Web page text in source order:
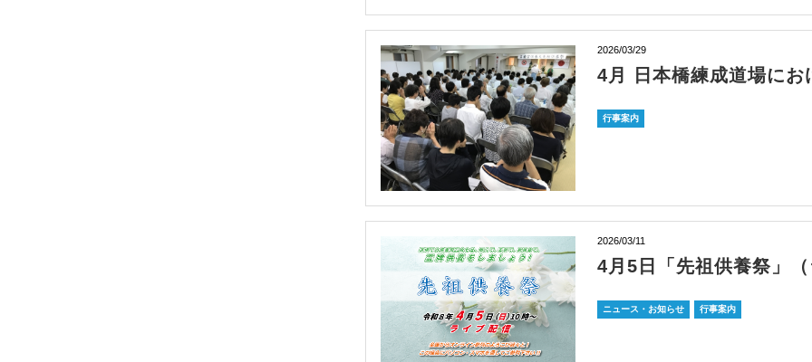
2026/03/29
4月 日本橋練成道場にお
行事案内
2026/03/11
4月5日「先祖供養祭」（
ニュース・お知らせ 行事案内